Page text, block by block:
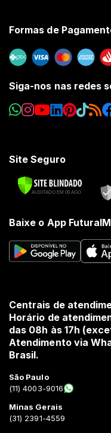
Formas de
Siga-nos nas redes
Site Seguro
Baixe o App FuturaIM
Centrais de
Horário de
das 08h às 17h
Atendimento via
Brasil.
São Paulo
(11) 4003-9016
Minas Gerais
(31) 2391-4559